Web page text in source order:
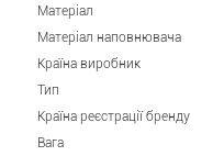
Матеріал
Матеріал наповнювача
Країна виробник
Тип
Країна реєстрації бренду
Вага